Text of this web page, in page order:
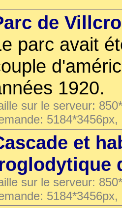
de
parc avait
1920.
sur le serveur:
et
sur le serveur: